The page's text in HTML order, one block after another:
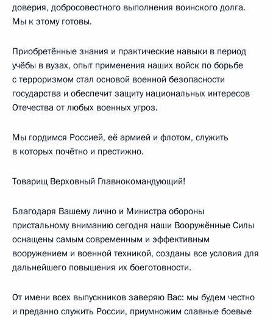
доверия, добросовестного выполнения воинского долга.
Мы к этому готовы.
Приобретённые знания и практические навыки в период
учёбы в вузах, опыт применения наших войск по борьбе
с терроризмом стал основой военной безопасности
государства и обеспечит защиту национальных интересов
Отечества от любых военных угроз.
Мы гордимся Россией, её армией и флотом, служить
в которых почётно и престижно.
Товарищ Верховный Главнокомандующий!
Благодаря Вашему лично и Министра обороны
пристальному вниманию сегодня наши Вооружённые Силы
оснащены самым современным и эффективным
вооружением и военной техникой, созданы все условия для
дальнейшего повышения их боеготовности.
От имени всех выпускников заверяю Вас: мы будем честно
и преданно служить России, приумножим славные боевые